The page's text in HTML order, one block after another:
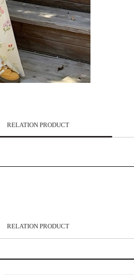
RELATION PRODUCT
RELATION PRODUCT